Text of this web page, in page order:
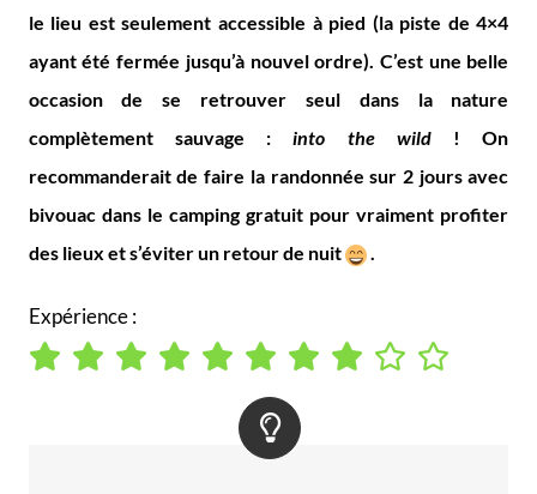
le lieu est seulement accessible à pied (la piste de 4×4
ayant été fermée jusqu’à nouvel ordre). C’est une belle
occasion de se retrouver seul dans la nature
complètement sauvage :into the wild! On
recommanderait de faire la randonnée sur 2 jours avec
bivouac dans le camping gratuit pour vraiment profiter
des lieux et s’éviter un retour de nuit
.
Expérience :